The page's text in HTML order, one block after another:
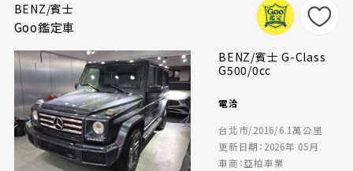
BENZ/賓士
Goo鑑定車
BENZ/賓士 G-Class
G500/0cc
電洽
台北市/2016/6.1萬公里
更新日期：2026年 05月
車商：亞柏車業